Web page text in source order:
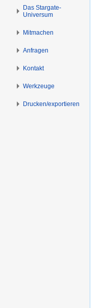
Das Stargate-
Universum
Mitmachen
Anfragen
Kontakt
Werkzeuge
Drucken/­exportieren